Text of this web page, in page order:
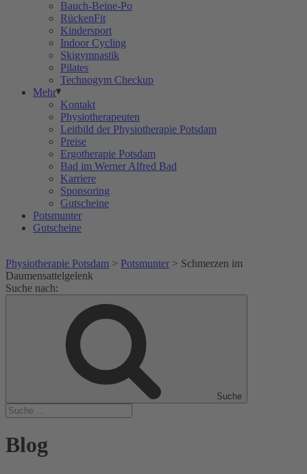
Bauch-Beine-Po
RückenFit
Kindersport
Indoor Cycling
Skigymnastik
Pilates
Technogym Checkup
Mehr
Kontakt
Physiotherapeuten
Leitbild der Physiotherapie Potsdam
Preise
Ergotherapie Potsdam
Bad im Werner Alfred Bad
Karriere
Sponsoring
Gutscheine
Potsmunter
Gutscheine
Physiotherapie Potsdam > Potsmunter > Schmerzen im
Daumensattelgelenk
Suche nach:
Suche
Blog